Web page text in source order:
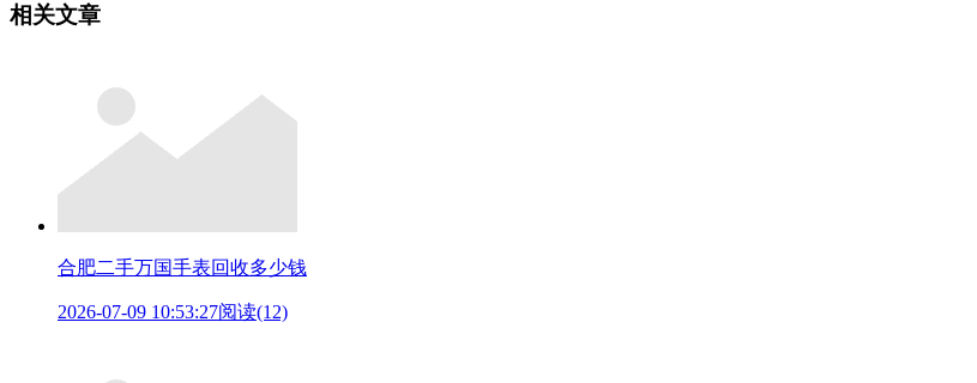
相关文章
合肥二手万国手表回收多少钱
2026-07-09 10:53:27阅读(12)